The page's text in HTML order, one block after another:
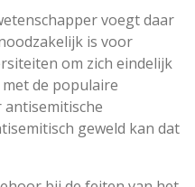
voegt daar
is voor
om zich eindelijk
de populaire
geweld kan dat